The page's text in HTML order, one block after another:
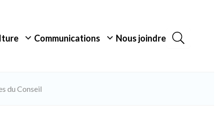
Communications Nous joindre
du Conseil